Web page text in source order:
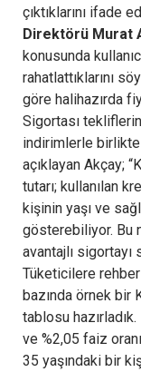
çıktıklarını ifade
Direktörü Murat
konusunda
rahatlattıklarını
göre halihazırda
Sigortası
indirimlerle birlikte
açıklayan Akçay;
tutarı; kullanılan
kişinin yaşı ve
gösterebiliyor. Bu
avantajlı sigortayı
Tüketicilere
bazında örnek bir
tablosu
ve %2,05 faiz
35 yaşındaki bir